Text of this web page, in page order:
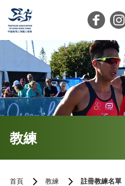
會員登入
首頁
教練
首頁 教練 註冊教練名單